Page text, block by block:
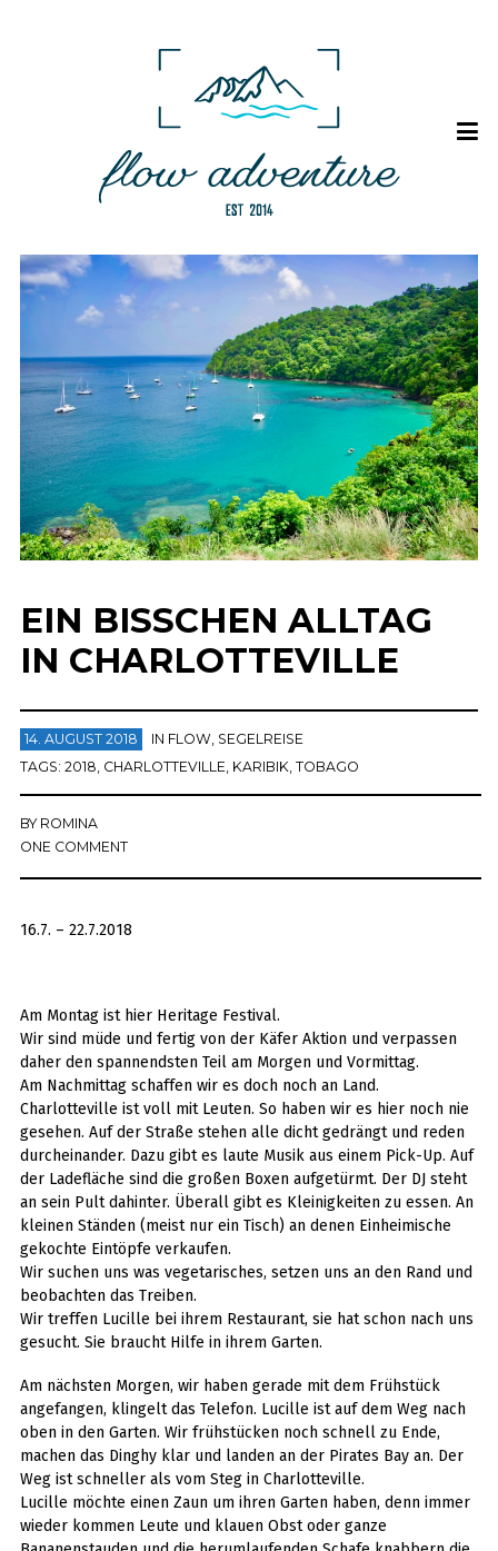
EIN BISSCHEN ALLTAG
IN CHARLOTTEVILLE
14. AUGUST 2018 IN FLOW SEGELREISE
TAGS: 2018 CHARLOTTEVILLE KARIBIK TOBAGO
BY ROMINA
ONE COMMENT
16.7. – 22.7.2018
Am Montag ist hier Heritage Festival.
Wir sind müde und fertig von der Käfer Aktion und verpassen
daher den spannendsten Teil am Morgen und Vormittag.
Am Nachmittag schaffen wir es doch noch an Land.
Charlotteville ist voll mit Leuten. So haben wir es hier noch nie
gesehen. Auf der Straße stehen alle dicht gedrängt und reden
durcheinander. Dazu gibt es laute Musik aus einem Pick-Up. Auf
der Ladefläche sind die großen Boxen aufgetürmt. Der DJ steht
an sein Pult dahinter. Überall gibt es Kleinigkeiten zu essen. An
kleinen Ständen (meist nur ein Tisch) an denen Einheimische
gekochte Eintöpfe verkaufen.
Wir suchen uns was vegetarisches, setzen uns an den Rand und
beobachten das Treiben.
Wir treffen Lucille bei ihrem Restaurant, sie hat schon nach uns
gesucht. Sie braucht Hilfe in ihrem Garten.
Am nächsten Morgen, wir haben gerade mit dem Frühstück
angefangen, klingelt das Telefon. Lucille ist auf dem Weg nach
oben in den Garten. Wir frühstücken noch schnell zu Ende,
machen das Dinghy klar und landen an der Pirates Bay an. Der
Weg ist schneller als vom Steg in Charlotteville.
Lucille möchte einen Zaun um ihren Garten haben, denn immer
wieder kommen Leute und klauen Obst oder ganze